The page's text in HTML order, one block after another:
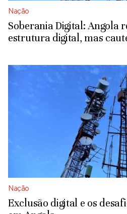
Nação
Soberania Digital: Angola
estrutura digital, mas
Nação
Exclusão digital e os